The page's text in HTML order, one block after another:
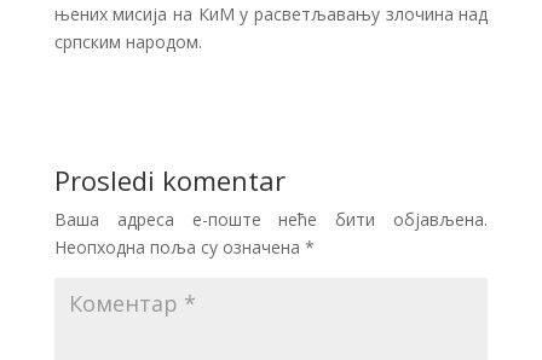
њених мисија на КиМ у расветљавању злочина над
српским народом.
Prosledi komentar
Ваша адреса е-поште неће бити објављена.
Неопходна поља су означена *